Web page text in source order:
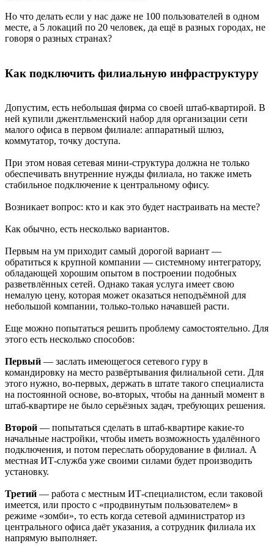
Но что делать если у нас даже не 100 пользователей в одном
месте, а 5 локаций по 20 человек, да ещё в разных городах, не
говоря о разных странах?
Как подключить филиальную инфраструктуру
Допустим, есть небольшая фирма со своей штаб-квартирой. В
ней купили джентльменский набор для организации сети
малого офиса в первом филиале: аппаратный шлюз,
коммутатор, точку доступа.
При этом новая сетевая мини-структура должна не только
обеспечивать внутренние нужды филиала, но также иметь
стабильное подключение к центральному офису.
Возникает вопрос: кто и как это будет настраивать на месте?
Как обычно, есть несколько вариантов.
Первым на ум приходит самый дорогой вариант —
обратиться к крупной компании — системному интегратору,
обладающей хорошим опытом в построении подобных
разветвлённых сетей. Однако такая услуга имеет свою
немалую цену, которая может оказаться неподъёмной для
небольшой компании, только-только начавшей расти.
Еще можно попытаться решить проблему самостоятельно. Для
этого есть несколько способов:
Первый — заслать имеющегося сетевого гуру в
командировку на место развёртывания филиальной сети. Для
этого нужно, во-первых, держать в штате такого специалиста
на постоянной основе, во-вторых, чтобы на данный момент в
штаб-квартире не было серьёзных задач, требующих решения.
Второй — попытаться сделать в штаб-квартире какие-то
начальные настройки, чтобы иметь возможность удалённого
подключения, и потом переслать оборудование в филиал. А
местная ИТ-служба уже своими силами будет производить
установку.
Третий — работа с местным ИТ-специалистом, если таковой
имеется, или просто с «продвинутым пользователем» в
режиме «зомби», то есть когда сетевой администратор из
центрального офиса даёт указания, а сотрудник филиала их
напрямую выполняет.